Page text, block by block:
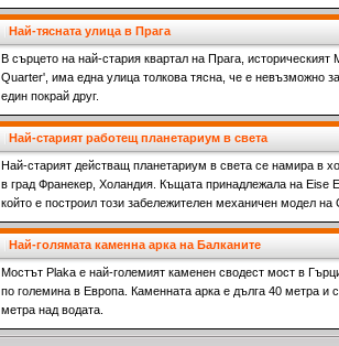
го построи.
Най-тясната улица в Прага
В сърцето на най-стария квартал на Прага, историческият
Quarter', има една улица толкова тясна, че е невъзможно
един покрай друг.
Най-старият работещ планетариум в света
Най-старият действащ планетариум в света се намира в
в град Франекер, Холандия. Къщата принадлежала на Eise
който е построил този забележителен механичен модел
Най-голямата каменна арка на Балканите
Мостът Plaka е най-големият каменен сводест мост в
по големина в Европа. Каменната арка е дълга 40 метра и
метра над водата.